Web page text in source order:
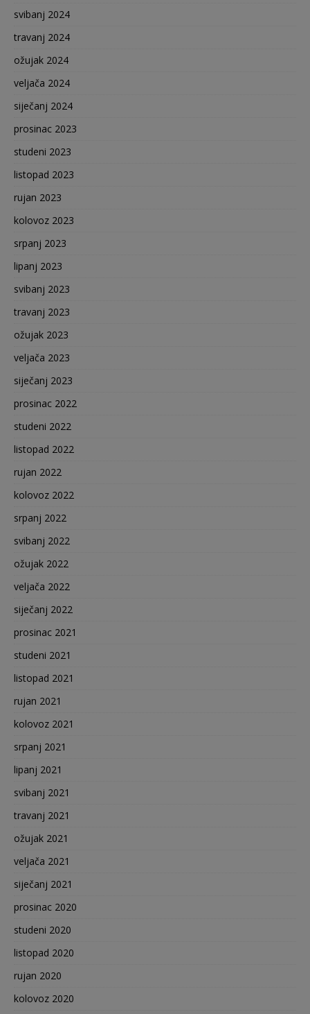
svibanj 2024
travanj 2024
ožujak 2024
veljača 2024
siječanj 2024
prosinac 2023
studeni 2023
listopad 2023
rujan 2023
kolovoz 2023
srpanj 2023
lipanj 2023
svibanj 2023
travanj 2023
ožujak 2023
veljača 2023
siječanj 2023
prosinac 2022
studeni 2022
listopad 2022
rujan 2022
kolovoz 2022
srpanj 2022
svibanj 2022
ožujak 2022
veljača 2022
siječanj 2022
prosinac 2021
studeni 2021
listopad 2021
rujan 2021
kolovoz 2021
srpanj 2021
lipanj 2021
svibanj 2021
travanj 2021
ožujak 2021
veljača 2021
siječanj 2021
prosinac 2020
studeni 2020
listopad 2020
rujan 2020
kolovoz 2020